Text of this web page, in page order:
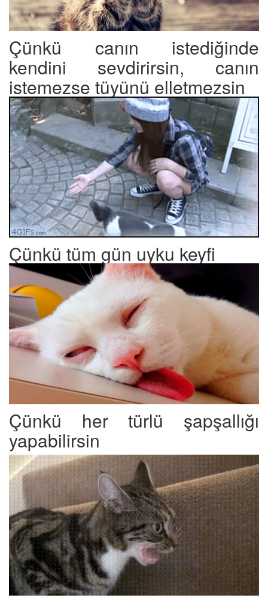
Çünkü canın istediğinde
kendini sevdirirsin, canın
istemezse tüyünü elletmezsin
Çünkü tüm gün uyku keyfi
Çünkü her türlü şapşallığı
yapabilirsin